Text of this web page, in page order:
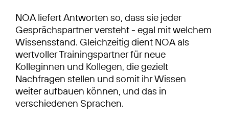
NOA liefert Antworten so, dass sie jeder
Gesprächspartner versteht - egal mit welchem
Wissensstand. Gleichzeitig dient NOA als
wertvoller Trainingspartner für neue
Kolleginnen und Kollegen, die gezielt
Nachfragen stellen und somit ihr Wissen
weiter aufbauen können, und das in
verschiedenen Sprachen.